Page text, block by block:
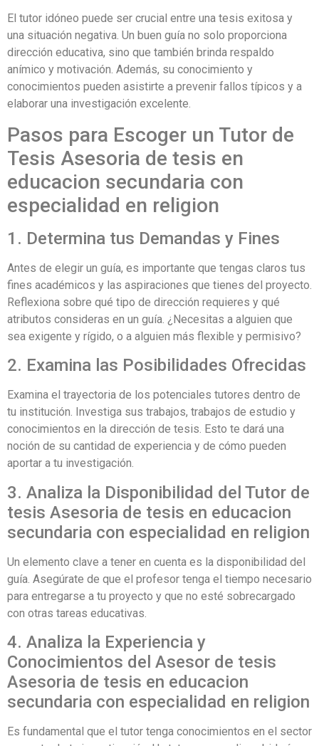
El tutor idóneo puede ser crucial entre una tesis exitosa y
una situación negativa. Un buen guía no solo proporciona
dirección educativa, sino que también brinda respaldo
anímico y motivación. Además, su conocimiento y
conocimientos pueden asistirte a prevenir fallos típicos y a
elaborar una investigación excelente.
Pasos para Escoger un Tutor de
Tesis Asesoria de tesis en
educacion secundaria con
especialidad en religion
1. Determina tus Demandas y Fines
Antes de elegir un guía, es importante que tengas claros tus
fines académicos y las aspiraciones que tienes del proyecto.
Reflexiona sobre qué tipo de dirección requieres y qué
atributos consideras en un guía. ¿Necesitas a alguien que
sea exigente y rígido, o a alguien más flexible y permisivo?
2. Examina las Posibilidades Ofrecidas
Examina el trayectoria de los potenciales tutores dentro de
tu institución. Investiga sus trabajos, trabajos de estudio y
conocimientos en la dirección de tesis. Esto te dará una
noción de su cantidad de experiencia y de cómo pueden
aportar a tu investigación.
3. Analiza la Disponibilidad del Tutor de
tesis Asesoria de tesis en educacion
secundaria con especialidad en religion
Un elemento clave a tener en cuenta es la disponibilidad del
guía. Asegúrate de que el profesor tenga el tiempo necesario
para entregarse a tu proyecto y que no esté sobrecargado
con otras tareas educativas.
4. Analiza la Experiencia y
Conocimientos del Asesor de tesis
Asesoria de tesis en educacion
secundaria con especialidad en religion
Es fundamental que el tutor tenga conocimientos en el sector